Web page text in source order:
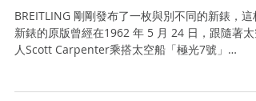
年
BREITLING 剛剛發布了一枚與別不同的新錶，這枚